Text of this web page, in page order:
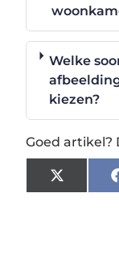
Welke
kiezen?
Goed artikel?
X